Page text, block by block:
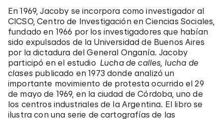
En 1969, Jacoby se incorpora como investigador al
CICSO, Centro de Investigación en Ciencias Sociales,
fundado en 1966 por los investigadores que habían
sido expulsados de la Universidad de Buenos Aires
por la dictadura del General Onganía. Jacoby
participó en el estudio Lucha de calles, lucha de
clasespublicado en 1973 donde analizó un
importante movimiento de protesta ocurrido el 29
de mayo de 1969, en la ciudad de Córdoba, uno de
los centros industriales de la Argentina. El libro se
ilustra con una serie de cartografías de las